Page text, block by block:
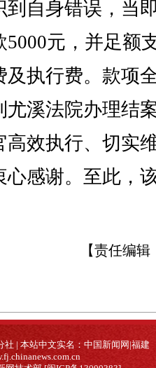
到自身错误，当
元，并足额
及执行费。款项
尤溪法院办理结
高效执行、切实
心感谢。至此，
【责任编辑
社 | 本站中文实名：中国新闻网|福建